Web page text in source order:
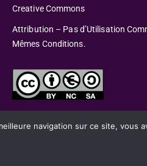
Creative Commons
Attribution – Pas d’Utilisation
Mêmes Conditions.
navigation sur ce site, vous